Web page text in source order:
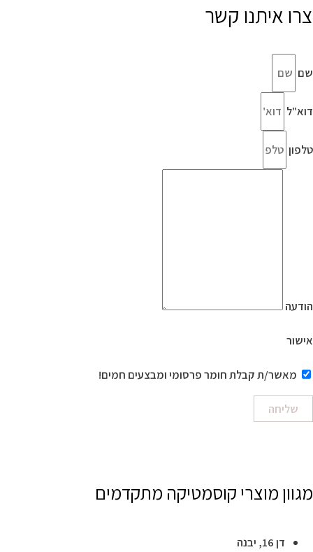
צרו איתנו קשר
שם
דוא"ל
טלפון
הודעה
אישור
מאשר/ת קבלת חומר פרסומי ומבצעים חמים!
שליחה
מגוון מוצרי קוסמטיקה מתקדמים
דן 16, יבנה